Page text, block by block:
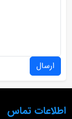
ارسال
اطلاعات تماس